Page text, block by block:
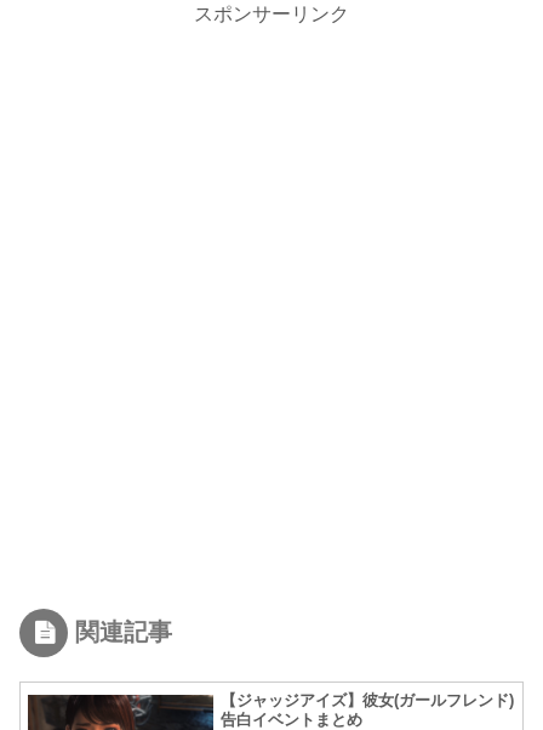
スポンサーリンク
関連記事
【ジャッジアイズ】彼女(ガールフレンド)
告白イベントまとめ